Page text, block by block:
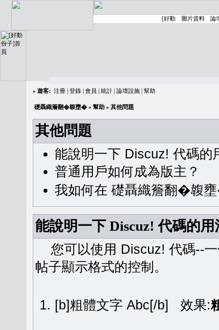
» 遊客: 注冊 登錄 會員 統計 論壇設施 幫助
礎聶織簷翻�䪖壅� » 幫助 » 其他問題
其他問題
能說明一下 Discuz! 代碼的
普通用戶如何成為版主？
我如何在 礎聶織簷翻�䪖
能說明一下 Discuz! 代碼的用
您可以使用 Discuz! 代碼--一
帖子顯示格式的控制。
[b]粗體文字 Abc[/b] 效果: